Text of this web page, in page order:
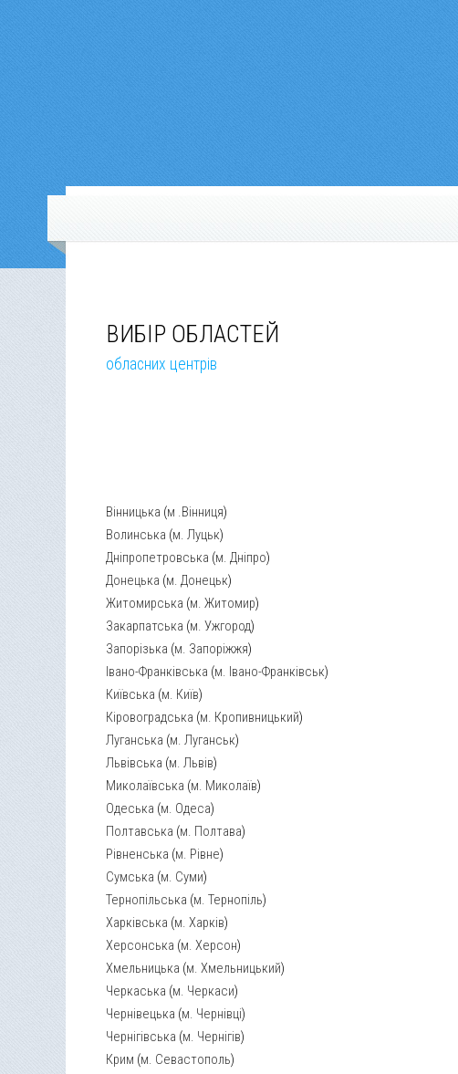
ВИБІР ОБЛАСТЕЙ
обласних центрів
Вінницька (м .Вінниця)
Волинська (м. Луцьк)
Дніпропетровська (м. Дніпро)
Донецька (м. Донецьк)
Житомирська (м. Житомир)
Закарпатська (м. Ужгород)
Запорізька (м. Запоріжжя)
Івано-Франківська (м. Івано-Франківськ)
Київська (м. Київ)
Кіровоградська (м. Кропивницький)
Луганська (м. Луганськ)
Львівська (м. Львів)
Миколаївська (м. Миколаїв)
Одеська (м. Одеса)
Полтавська (м. Полтава)
Рівненська (м. Рівне)
Сумська (м. Суми)
Тернопільська (м. Тернопіль)
Харківська (м. Харків)
Херсонська (м. Херсон)
Хмельницька (м. Хмельницький)
Черкаська (м. Черкаси)
Чернівецька (м. Чернівці)
Чернігівська (м. Чернігів)
Крим (м. Севастополь)